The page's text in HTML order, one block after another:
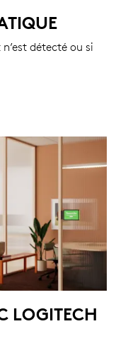
détecté ou si
LOGITECH